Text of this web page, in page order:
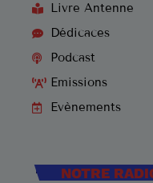
Livre Antenne
Dédicaces
Podcast
Emissions
Evènements
NOTRE